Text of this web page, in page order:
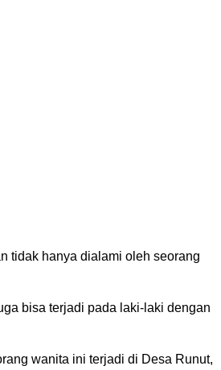
tidak hanya dialami oleh seorang
bisa terjadi pada laki-laki dengan
wanita ini terjadi di Desa Runut,